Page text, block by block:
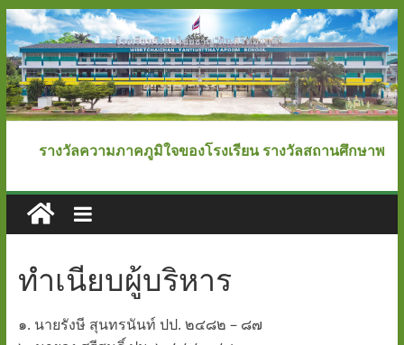
Skip
to
content
โรงเรียน
วิเศษ
ไชย
ชาญ
รางวัลความภาคภูมิใจของโรงเรียน รางวัลสถานศึกษาพร
ทำเนียบผู้บริหาร
๑. นายรังษี สุนทรนันท์ ปป. ๒๔๘๒ – ๘๗